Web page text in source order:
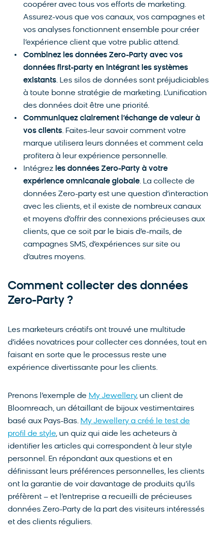
coopérer avec tous vos efforts de marketing.
Assurez-vous que vos canaux, vos campagnes et
vos analyses fonctionnent ensemble pour créer
l’expérience client que votre public attend.
Combinez les données Zero-Party avec vos
données first-party en intégrant les systèmes
existants. Les silos de données sont préjudiciables
à toute bonne stratégie de marketing. L’unification
des données doit être une priorité.
Communiquez clairement l’échange de valeur à
vos clients. Faites-leur savoir comment votre
marque utilisera leurs données et comment cela
profitera à leur expérience personnelle.
Intégrez les données Zero-Party à votre
expérience omnicanale globale. La collecte de
données Zero-party est une question d’interaction
avec les clients, et il existe de nombreux canaux
et moyens d’offrir des connexions précieuses aux
clients, que ce soit par le biais d’e-mails, de
campagnes SMS, d’expériences sur site ou
d’autres moyens.
Comment collecter des données
Zero-Party ?
Les marketeurs créatifs ont trouvé une multitude
d’idées novatrices pour collecter ces données, tout en
faisant en sorte que le processus reste une
expérience divertissante pour les clients.
Prenons l’exemple de My Jewellery, un client de
Bloomreach, un détaillant de bijoux vestimentaires
basé aux Pays-Bas. My Jewellery a créé le test de
profil de style, un quiz qui aide les acheteurs à
identifier les articles qui correspondent à leur style
personnel. En répondant aux questions et en
définissant leurs préférences personnelles, les clients
ont la garantie de voir davantage de produits qu’ils
préfèrent – et l’entreprise a recueilli de précieuses
données Zero-Party de la part des visiteurs intéressés
et des clients réguliers.